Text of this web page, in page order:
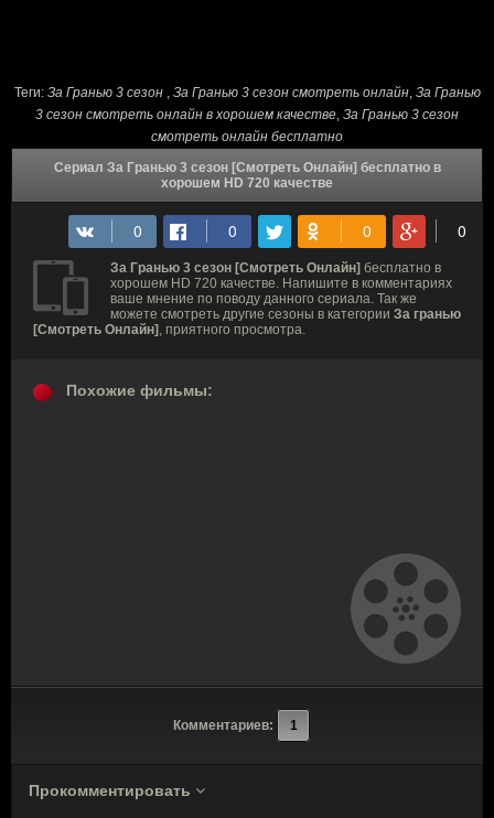
Теги: За Гранью 3 сезон , За Гранью 3 сезон cмотреть онлайн, За Гранью
3 сезон смотреть онлайн в хорошем качестве, За Гранью 3 сезон
смотреть онлайн бесплатно
Сериал За Гранью 3 сезон [Смотреть Онлайн] бесплатно в
хорошем HD 720 качестве
За Гранью 3 сезон [Смотреть Онлайн] бесплатно в
хорошем HD 720 качестве. Напишите в комментариях
ваше мнение по поводу данного сериала. Так же
можете смотреть другие сезоны в категории За гранью
[Смотреть Онлайн] , приятного просмотра.
Похожие фильмы:
Комментариев: 1
Прокомментировать